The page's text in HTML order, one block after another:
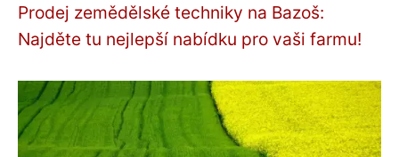
Prodej zemědělské techniky na Bazoš:
Najděte tu nejlepší nabídku pro vaši farmu!